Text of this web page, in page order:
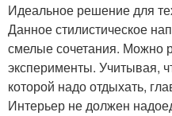
Идеальное решение для
Данное стилистическое
смелые сочетания. Можно
эксперименты. Учитывая,
которой надо отдыхать,
Интерьер не должен